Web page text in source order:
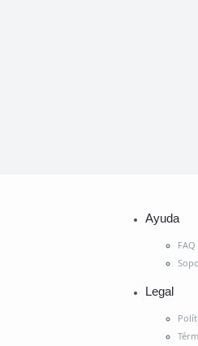
Ayuda
FAQ
Legal